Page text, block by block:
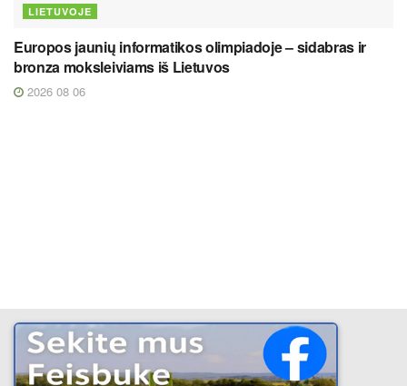
LIETUVOJE
Europos jaunių informatikos olimpiadoje – sidabras ir
bronza moksleiviams iš Lietuvos
2026 08 06